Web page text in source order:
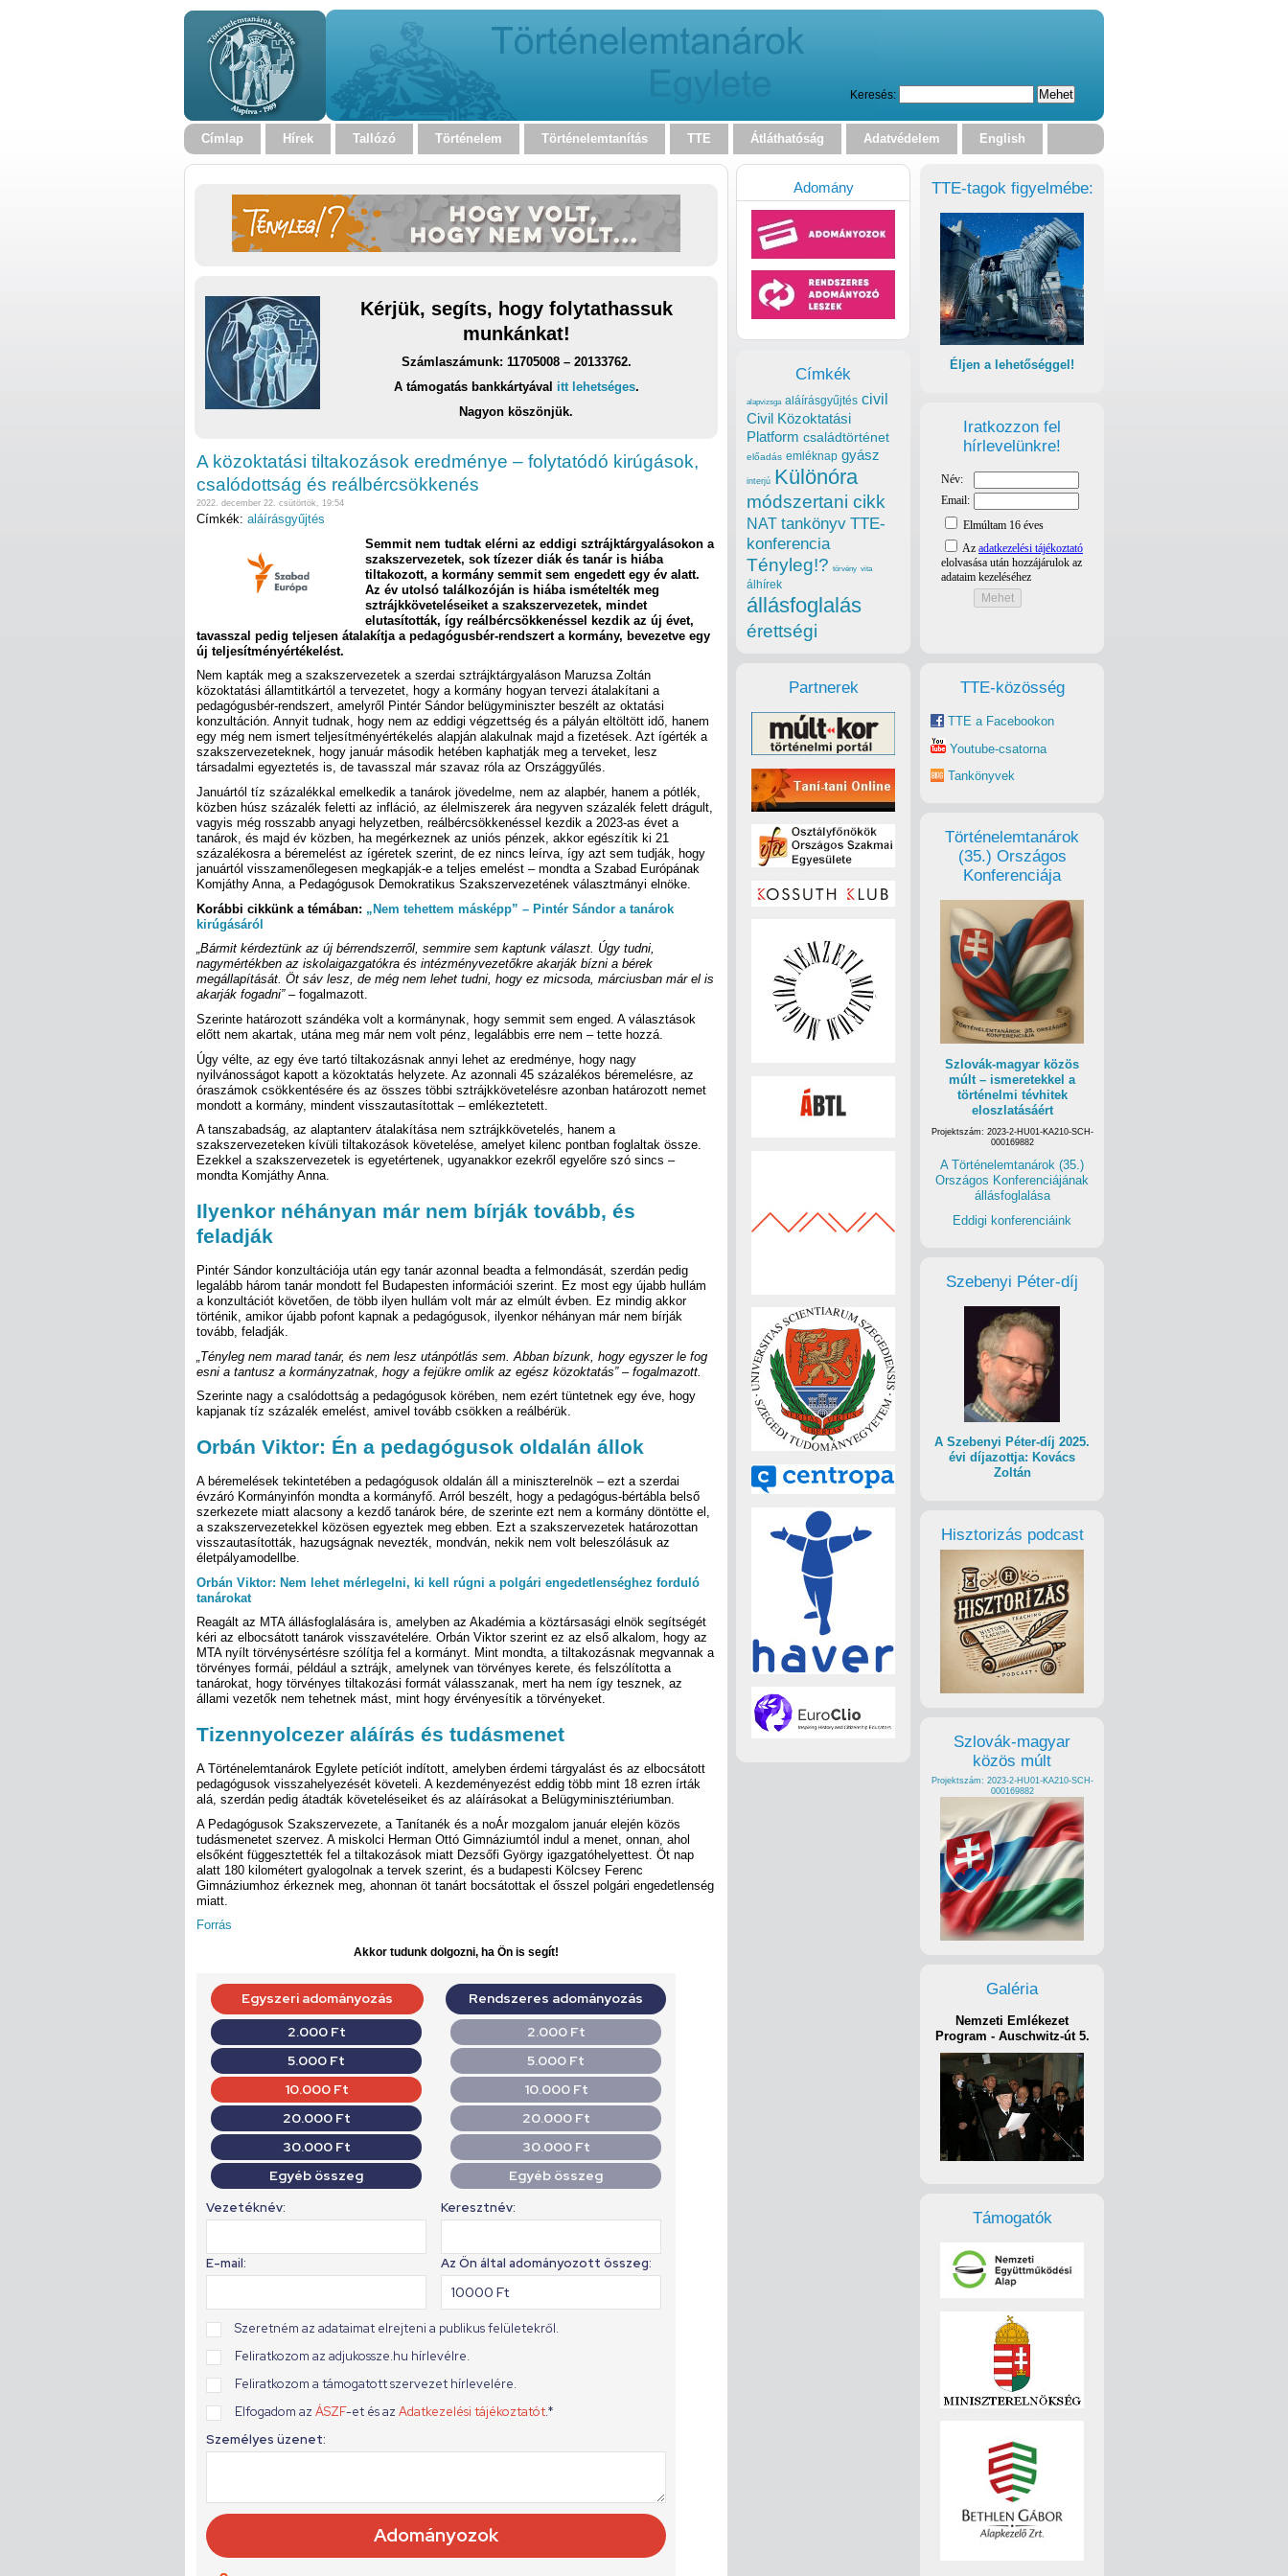
Keresés:
Címlap Hírek Tallózó Történelem Történelemtanítás TTE Átláthatóság Adatvédelem English
Kérjük, segíts, hogy folytathassuk
munkánkat!
Számlaszámunk: 11705008 – 20133762.
A támogatás bankkártyával itt lehetséges.
Nagyon köszönjük.
A közoktatási tiltakozások eredménye – folytatódó kirúgások,
csalódottság és reálbércsökkenés
2022. december 22. csütörtök, 19:54
Címkék: aláírásgyűjtés
Semmit nem tudtak elérni az eddigi sztrájktárgyalásokon a
szakszervezetek, sok tízezer diák és tanár is hiába
tiltakozott, a kormány semmit sem engedett egy év alatt.
Az év utolsó találkozóján is hiába ismételték meg
sztrájkköveteléseiket a szakszervezetek, mindet
elutasították, így reálbércsökkenéssel kezdik az új évet,
tavasszal pedig teljesen átalakítja a pedagógusbér-rendszert a kormány, bevezetve egy
új teljesítményértékelést.
Nem kapták meg a szakszervezetek a szerdai sztrájktárgyaláson Maruzsa Zoltán
közoktatási államtitkártól a tervezetet, hogy a kormány hogyan tervezi átalakítani a
pedagógusbér-rendszert, amelyről Pintér Sándor belügyminiszter beszélt az oktatási
konzultáción. Annyit tudnak, hogy nem az eddigi végzettség és a pályán eltöltött idő, hanem
egy még nem ismert teljesítményértékelés alapján alakulnak majd a fizetések. Azt ígérték a
szakszervezeteknek, hogy január második hetében kaphatják meg a terveket, lesz
társadalmi egyeztetés is, de tavasszal már szavaz róla az Országgyűlés.
Januártól tíz százalékkal emelkedik a tanárok jövedelme, nem az alapbér, hanem a pótlék,
közben húsz százalék feletti az infláció, az élelmiszerek ára negyven százalék felett drágult,
vagyis még rosszabb anyagi helyzetben, reálbércsökkenéssel kezdik a 2023-as évet a
tanárok, és majd év közben, ha megérkeznek az uniós pénzek, akkor egészítik ki 21
százalékosra a béremelést az ígéretek szerint, de ez nincs leírva, így azt sem tudják, hogy
januártól visszamenőlegesen megkapják-e a teljes emelést – mondta a Szabad Európának
Komjáthy Anna, a Pedagógusok Demokratikus Szakszervezetének választmányi elnöke.
Korábbi cikkünk a témában: „Nem tehettem másképp” – Pintér Sándor a tanárok
kirúgásáról
„Bármit kérdeztünk az új bérrendszerről, semmire sem kaptunk választ. Úgy tudni,
nagymértékben az iskolaigazgatókra és intézményvezetőkre akarják bízni a bérek
megállapítását. Öt sáv lesz, de még nem lehet tudni, hogy ez micsoda, márciusban már el is
akarják fogadni” – fogalmazott.
Szerinte határozott szándéka volt a kormánynak, hogy semmit sem enged. A választások
előtt nem akartak, utána meg már nem volt pénz, legalábbis erre nem – tette hozzá.
Úgy vélte, az egy éve tartó tiltakozásnak annyi lehet az eredménye, hogy nagy
nyilvánosságot kapott a közoktatás helyzete. Az azonnali 45 százalékos béremelésre, az
óraszámok csökkentésére és az összes többi sztrájkkövetelésre azonban határozott nemet
mondott a kormány, mindent visszautasítottak – emlékeztetett.
A tanszabadság, az alaptanterv átalakítása nem sztrájkkövetelés, hanem a
szakszervezeteken kívüli tiltakozások követelése, amelyet kilenc pontban foglaltak össze.
Ezekkel a szakszervezetek is egyetértenek, ugyanakkor ezekről egyelőre szó sincs –
mondta Komjáthy Anna.
Ilyenkor néhányan már nem bírják tovább, és
feladják
Pintér Sándor konzultációja után egy tanár azonnal beadta a felmondását, szerdán pedig
legalább három tanár mondott fel Budapesten információi szerint. Ez most egy újabb hullám
a konzultációt követően, de több ilyen hullám volt már az elmúlt évben. Ez mindig akkor
történik, amikor újabb pofont kapnak a pedagógusok, ilyenkor néhányan már nem bírják
tovább, feladják.
Tényleg nem marad tanár, és nem lesz utánpótlás sem. Abban bízunk, hogy egyszer le fog
esni a tantusz a kormányzatnak, hogy a fejükre omlik az egész közoktatás” –​fogalmazott.
Szerinte nagy a csalódottság a pedagógusok körében, nem ezért tüntetnek egy éve, hogy
kapjanak tíz százalék emelést, amivel tovább csökken a reálbérük.
Orbán Viktor: Én a pedagógusok oldalán állok
A béremelések tekintetében a pedagógusok oldalán áll a miniszterelnök – ezt a szerdai
évzáró Kormányinfón mondta a kormányfő. Arról beszélt, hogy a pedagógus-bértábla belső
szerkezete miatt alacsony a kezdő tanárok bére, de szerinte ezt nem a kormány döntötte el,
a szakszervezetekkel közösen egyeztek meg ebben. Ezt a szakszervezetek határozottan
visszautasították, hazugságnak nevezték, mondván, nekik nem volt beleszólásuk az
életpályamodellbe.
Orbán Viktor: Nem lehet mérlegelni, ki kell rúgni a polgári engedetlenséghez forduló
tanárokat
Reagált az MTA állásfoglalására is, amelyben az Akadémia a köztársasági elnök segítségét
kéri az elbocsátott tanárok visszavételére. Orbán Viktor szerint ez az első alkalom, hogy az
MTA nyílt törvénysértésre szólítja fel a kormányt. Mint mondta, a tiltakozásnak megvannak a
törvényes formái, például a sztrájk, amelynek van törvényes kerete, és felszólította a
tanárokat, hogy törvényes tiltakozási formát válasszanak, mert ha nem így tesznek, az
állami vezetők nem tehetnek mást, mint hogy érvényesítik a törvényeket.
Tizennyolcezer aláírás és tudásmenet
A Történelemtanárok Egylete petíciót indított, amelyben érdemi tárgyalást és az elbocsátott
pedagógusok visszahelyezését követeli. A kezdeményezést eddig több mint 18 ezren írták
alá, szerdán pedig átadták követeléseiket és az aláírásokat a Belügyminisztériumban.
A Pedagógusok Szakszervezete, a Tanítanék és a noÁr mozgalom január elején közös
tudásmenetet szervez. A miskolci Herman Ottó Gimnáziumtól indul a menet, onnan, ahol
elsőként függesztették fel a tiltakozások miatt Dezsőfi György igazgatóhelyettest. Öt nap
alatt 180 kilométert gyalogolnak a tervek szerint, és a budapesti Kölcsey Ferenc
Gimnáziumhoz érkeznek meg, ahonnan öt tanárt bocsátottak el ősszel polgári engedetlenség
miatt.
Forrás
Akkor tudunk dolgozni, ha Ön is segít!
TTE-tagok figyelmébe:
Éljen a lehetőséggel!
Iratkozzon fel
hírlevelünkre!
TTE-közösség
TTE a Facebookon
Youtube-csatorna
Tankönyvek
Történelemtanárok
(35.) Országos
Konferenciája
Szlovák-magyar közös
múlt – ismeretekkel a
történelmi tévhitek
eloszlatásáért
Projektszám: 2023-2-HU01-KA210-SCH-
000169882
A Történelemtanárok (35.)
Országos Konferenciájának
állásfoglalása
Eddigi konferenciáink
Szebenyi Péter-díj
A Szebenyi Péter-díj 2025.
évi díjazottja: Kovács
Zoltán
Hisztorizás podcast
Szlovák-magyar
közös múlt
Projektszám: 2023-2-HU01-KA210-SCH-
000169882
Galéria
Nemzeti Emlékezet
Program - Auschwitz-út 5.
Támogatók
Adomány
Címkék
alapvizsga aláírásgyűjtés civil
Civil Közoktatási
Platform családtörténet
előadás emléknap gyász
interjú Különóra
módszertani cikk
NAT tankönyv TTE-
konferencia
Tényleg!? törvény vita
álhírek
állásfoglalás
érettségi
Partnerek